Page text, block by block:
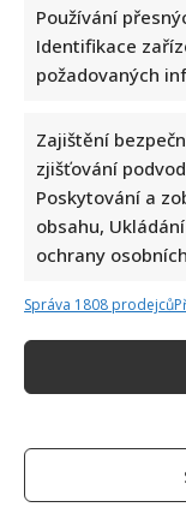
Používání
Identifikace
požadovaných
Zajištění
zjišťování
Poskytování a
obsahu,
ochrany
Správa 1808 prodejců